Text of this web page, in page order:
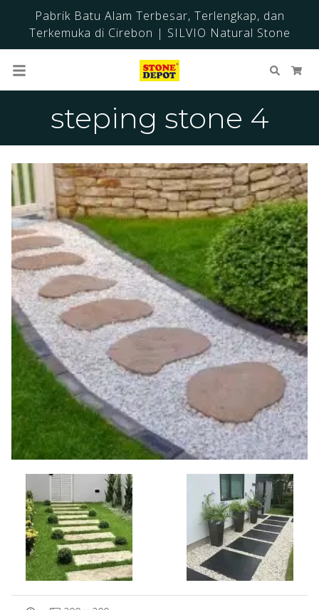
Pabrik Batu Alam Terbesar, Terlengkap, dan
Terkemuka di Cirebon | SILVIO Natural Stone
Cari
steping stone 4